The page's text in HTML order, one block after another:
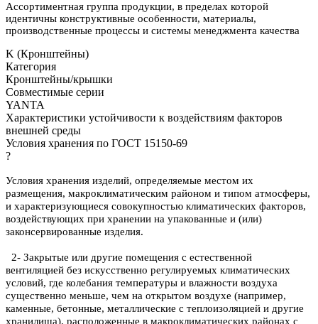
Ассортиментная группа продукции, в пределах которой
идентичны конструктивные особенности, материалы,
производственные процессы и системы менеджмента качества
K (Кронштейны)
Категория
Кронштейны/крышки
Совместимые серии
YANTA
Характеристики устойчивости к воздействиям факторов
внешней среды
Условия хранения по ГОСТ 15150-69
?
Условия хранения изделий, определяемые местом их
размещения, макроклиматическим районом и типом атмосферы,
и характеризующиеся совокупностью климатических факторов,
воздействующих при хранении на упакованные и (или)
законсервированные изделия.
2- Закрытые или другие помещения с естественной
вентиляцией без искусственно регулируемых климатических
условий, где колебания температуры и влажности воздуха
существенно меньше, чем на открытом воздухе (например,
каменные, бетонные, металлические с теплоизоляцией и другие
хранилища), расположенные в макроклиматических районах с